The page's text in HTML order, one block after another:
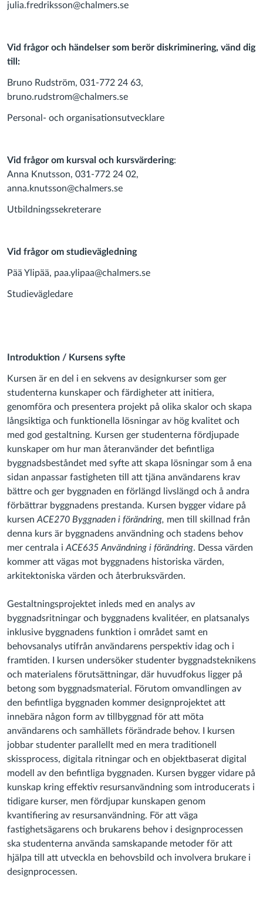
julia.fredriksson@chalmers.se
Vid frågor och händelser som berör diskriminering, vänd dig
till:
Bruno Rudström, 031-772 24 63,
bruno.rudstrom@chalmers.se
Personal- och organisationsutvecklare
Vid frågor om kursval och kursvärdering:
Anna Knutsson, 031-772 24 02,
anna.knutsson@chalmers.se
Utbildningssekreterare
Vid frågor om studievägledning
Pää Ylipää, paa.ylipaa@chalmers.se
Studievägledare
Introduktion / Kursens syfte
Kursen är en del i en sekvens av designkurser som ger
studenterna kunskaper och färdigheter att initiera,
genomföra och presentera projekt på olika skalor och skapa
långsiktiga och funktionella lösningar av hög kvalitet och
med god gestaltning. Kursen ger studenterna fördjupade
kunskaper om hur man återanvänder det befintliga
byggnadsbeståndet med syfte att skapa lösningar som å ena
sidan anpassar fastigheten till att tjäna användarens krav
bättre och ger byggnaden en förlängd livslängd och å andra
förbättrar byggnadens prestanda. Kursen bygger vidare på
kursen ACE270 Byggnaden i förändring, men till skillnad från
denna kurs är byggnadens användning och stadens behov
mer centrala i ACE635 Användning i förändring. Dessa värden
kommer att vägas mot byggnadens historiska värden,
arkitektoniska värden och återbruksvärden.
Gestaltningsprojektet inleds med en analys av
byggnadsritningar och byggnadens kvalitéer, en platsanalys
inklusive byggnadens funktion i området samt en
behovsanalys utifrån användarens perspektiv idag och i
framtiden. I kursen undersöker studenter byggnadsteknikens
och materialens förutsättningar, där huvudfokus ligger på
betong som byggnadsmaterial. Förutom omvandlingen av
den befintliga byggnaden kommer designprojektet att
innebära någon form av tillbyggnad för att möta
användarens och samhällets förändrade behov. I kursen
jobbar studenter parallellt med en mera traditionell
skissprocess, digitala ritningar och en objektbaserat digital
modell av den befintliga byggnaden. Kursen bygger vidare på
kunskap kring effektiv resursanvändning som introducerats i
tidigare kurser, men fördjupar kunskapen genom
kvantifiering av resursanvändning. För att väga
fastighetsägarens och brukarens behov i designprocessen
ska studenterna använda samskapande metoder för att
hjälpa till att utveckla en behovsbild och involvera brukare i
designprocessen.